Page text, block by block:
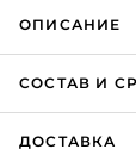
ОПИСАНИЕ
CОСТАВ И
ДОСТАВКА